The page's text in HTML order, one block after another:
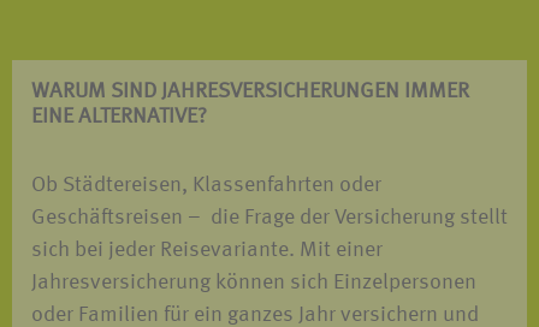
WARUM SIND JAHRES­VERSICHERUNGEN IMMER
EINE ALTERNATIVE?
Ob Städtereisen, Klassenfahrten oder
Geschäftsreisen – die Frage der Versicherung stellt
sich bei jeder Reisevariante. Mit einer
Jahresversicherung können sich Einzelpersonen
oder Familien für ein ganzes Jahr versichern und